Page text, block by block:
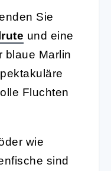
Sie
und eine
blaue Marlin
Fluchten
wie
sind